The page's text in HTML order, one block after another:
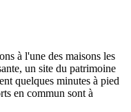
à l'une des maisons les
un site du patrimoine
quelques minutes à pied
en commun sont à